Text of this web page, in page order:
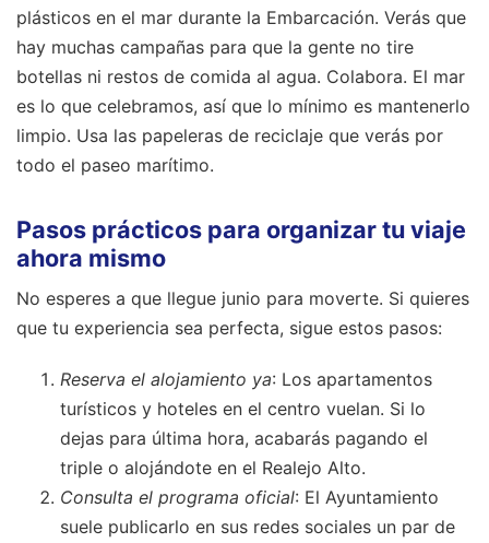
plásticos en el mar durante la Embarcación. Verás que
hay muchas campañas para que la gente no tire
botellas ni restos de comida al agua. Colabora. El mar
es lo que celebramos, así que lo mínimo es mantenerlo
limpio. Usa las papeleras de reciclaje que verás por
todo el paseo marítimo.
Pasos prácticos para organizar tu viaje
ahora mismo
No esperes a que llegue junio para moverte. Si quieres
que tu experiencia sea perfecta, sigue estos pasos:
Reserva el alojamiento ya: Los apartamentos
turísticos y hoteles en el centro vuelan. Si lo
dejas para última hora, acabarás pagando el
triple o alojándote en el Realejo Alto.
Consulta el programa oficial: El Ayuntamiento
suele publicarlo en sus redes sociales un par de